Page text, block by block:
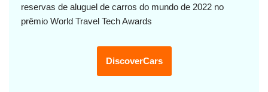
reservas de aluguel de carros do mundo de 2022 no
prêmio World Travel Tech Awards
DiscoverCars